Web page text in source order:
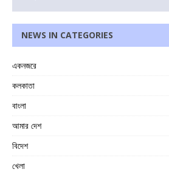
NEWS IN CATEGORIES
একনজরে
কলকাতা
বাংলা
আমার দেশ
বিদেশ
খেলা